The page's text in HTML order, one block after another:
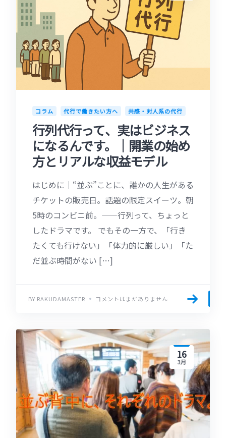
コラム 代行で働きたい方へ 共感・対人系の代行
行列代行って、実はビジネス
になるんです。｜開業の始め
方とリアルな収益モデル
はじめに｜“並ぶ”ことに、誰かの人生がある
チケットの販売日。話題の限定スイーツ。朝
5時のコンビニ前。——行列って、ちょっと
したドラマです。 でもその一方で、「行き
たくても行けない」「体力的に厳しい」「た
だ並ぶ時間がない […]
BY RAKUDAMASTER コメントはまだありません
16
3月